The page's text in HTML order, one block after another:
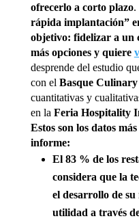
ofrecerlo a corto plazo.
rápida implantación”
objetivo: fidelizar a un
más opciones y quiere
desprende del estudio
con el Basque
cuantitativas y
en la Feria Hospitality
Estos son los datos
informe:
El 83 % de los
considera que la
el desarrollo de su
utilidad a través